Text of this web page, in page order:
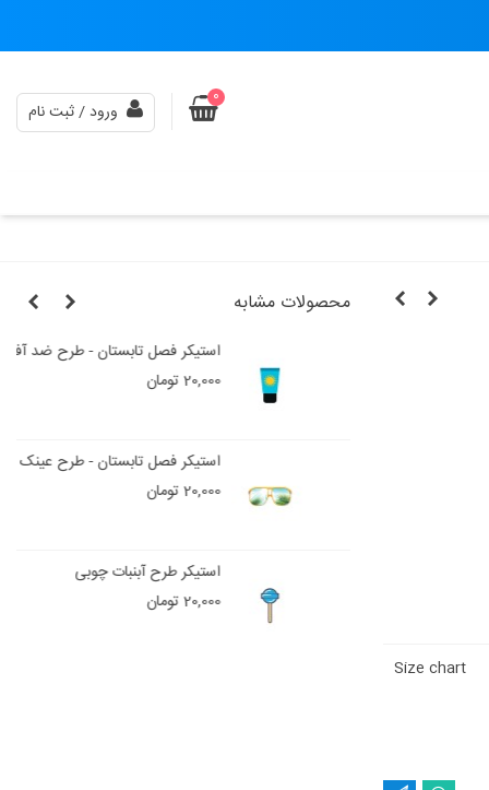
0
ورود / ثبت نام
Size chart
محصولات مشابه
استیکر فصل تابستان - طرح ضد آفتاب
20,000 تومان
استیکر فصل تابستان - طرح عینک
20,000 تومان
استیکر طرح آبنبات چوبی
20,000 تومان